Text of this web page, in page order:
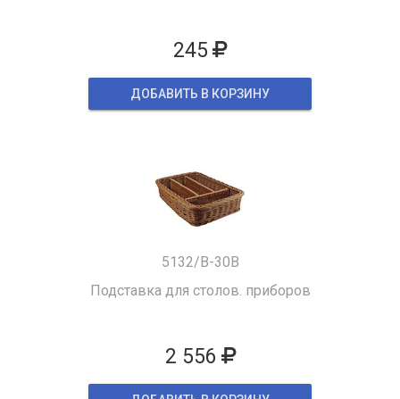
245
ДОБАВИТЬ В КОРЗИНУ
5132/B-30B
Подставка для столов. приборов
2 556